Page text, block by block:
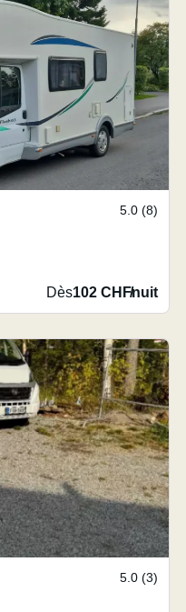
5.0 (8)
Dès102 CHF/nuit
5.0 (3)